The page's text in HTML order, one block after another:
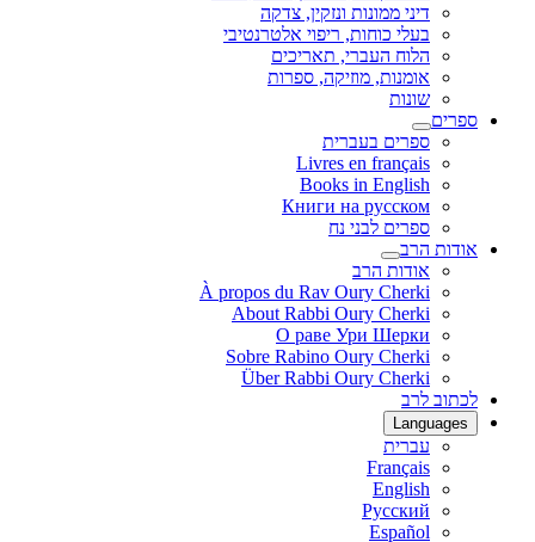
דיני ממונות ונזקין, צדקה
בעלי כוחות, ריפוי אלטרנטיבי
הלוח העברי, תאריכים
אומנות, מוזיקה, ספרות
שונות
ספרים
ספרים בעברית
Livres en français
Books in English
Книги на русском
ספרים לבני נח
אודות הרב
אודות הרב
À propos du Rav Oury Cherki
About Rabbi Oury Cherki
О раве Ури Шерки
Sobre Rabino Oury Cherki
Über Rabbi Oury Cherki
לכתוב לרב
Languages
עברית
Français
English
Русский
Español